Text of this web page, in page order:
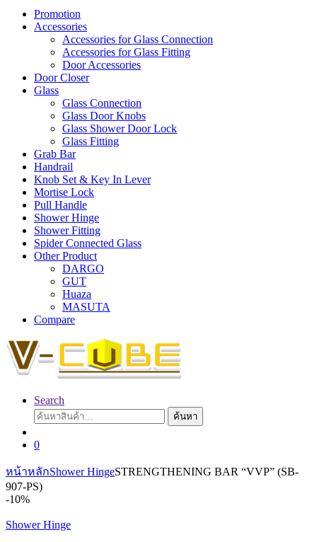
Promotion
Accessories
Accessories for Glass Connection
Accessories for Glass Fitting
Door Accessories
Door Closer
Glass
Glass Connection
Glass Door Knobs
Glass Shower Door Lock
Glass Fitting
Grab Bar
Handrail
Knob Set & Key In Lever
Mortise Lock
Pull Handle
Shower Hinge
Shower Fitting
Spider Connected Glass
Other Product
DARGO
GUT
Huaza
MASUTA
Compare
Search
ค้นหา:
ค้นหา
0
หน้าหลักShower HingeSTRENGTHENING BAR “VVP” (SB-
907-PS)
-10%
Shower Hinge